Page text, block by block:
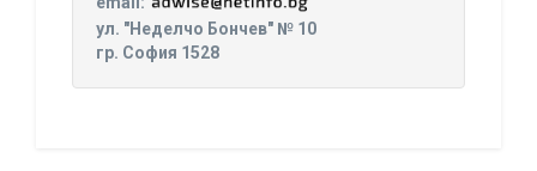
ул. "Неделчо Бончев" № 10
гр. София 1528